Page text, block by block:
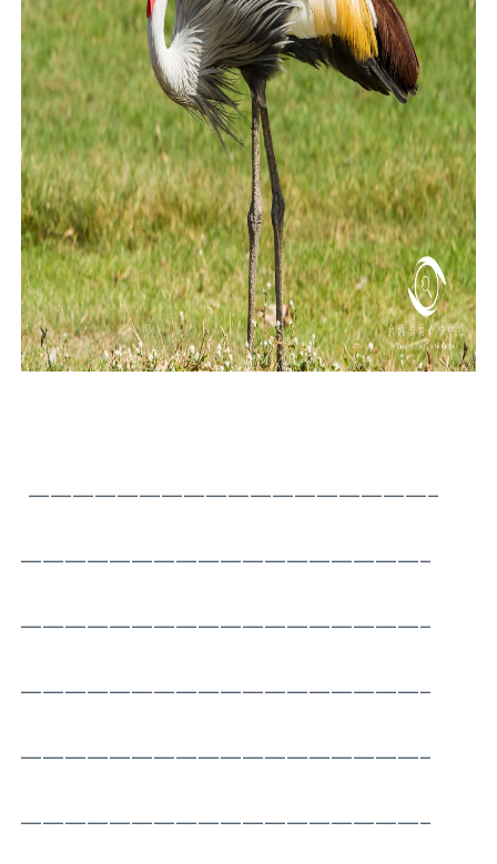
——————————————————–
——————————————————–
——————————————————–
——————————————————–
——————————————————–
——————————————————–